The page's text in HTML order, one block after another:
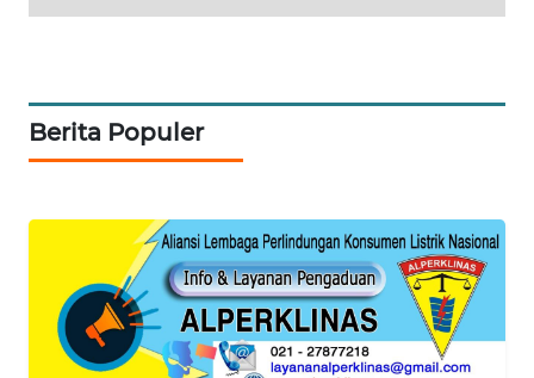
Berita Populer
HUMBANG
GARONGGANG
NEWS
ID
ENERGI
NEWS
CILEUNGSI